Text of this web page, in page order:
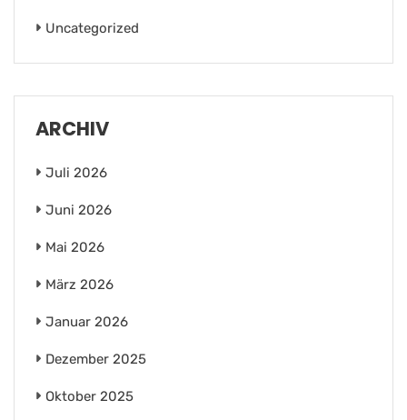
Uncategorized
ARCHIV
Juli 2026
Juni 2026
Mai 2026
März 2026
Januar 2026
Dezember 2025
Oktober 2025